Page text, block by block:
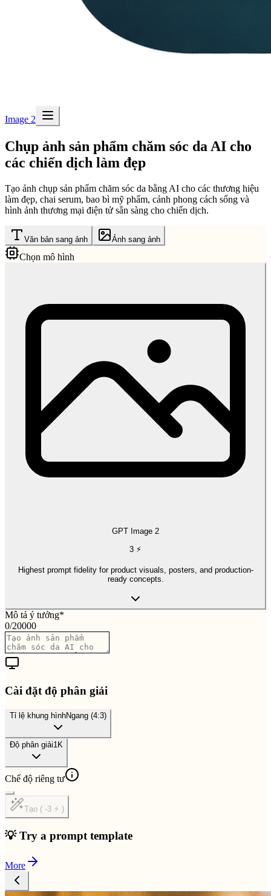
Image 2
Chụp ảnh sản phẩm chăm sóc da AI cho
các chiến dịch làm đẹp
Tạo ảnh chụp sản phẩm chăm sóc da bằng AI cho các thương hiệu
làm đẹp, chai serum, bao bì mỹ phẩm, cảnh phong cách sống và
hình ảnh thương mại điện tử sẵn sàng cho chiến dịch.
Văn bản sang ảnh Ảnh sang ảnh
Chọn mô hình
GPT Image 2
3 ⚡
Highest prompt fidelity for product visuals, posters, and production-
ready concepts.
Mô tả ý tưởng*
0/20000
Cài đặt độ phân giải
Tỉ lệ khung hìnhNgang (4:3)
Độ phân giải1K
Chế độ riêng tư
Tạo ( -3 ⚡ )
💡 Try a prompt template
More